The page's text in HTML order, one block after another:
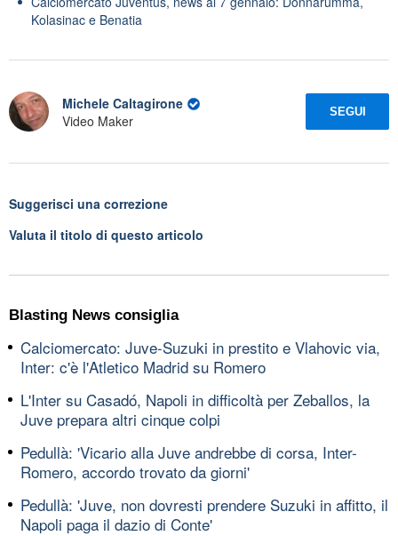
Kolasinac e Benatia
Michele Caltagirone
Video Maker
SEGUI
Suggerisci una correzione
Valuta il titolo di questo articolo
Blasting News consiglia
Calciomercato: Juve-Suzuki in prestito e Vlahovic via,
Inter: c'è l'Atletico Madrid su Romero
L'Inter su Casadó, Napoli in difficoltà per Zeballos, la
Juve prepara altri cinque colpi
Pedullà: 'Vicario alla Juve andrebbe di corsa, Inter-
Romero, accordo trovato da giorni'
Pedullà: 'Juve, non dovresti prendere Suzuki in affitto, il
Napoli paga il dazio di Conte'